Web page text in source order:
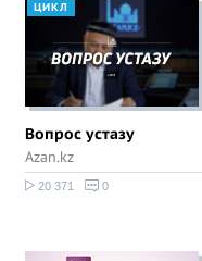
ЦИКЛ
Вопрос устазу
Azan.kz
20 371 0